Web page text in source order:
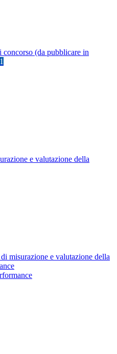
concorso (da pubblicare in
1
e valutazione della
di misurazione e valutazione della